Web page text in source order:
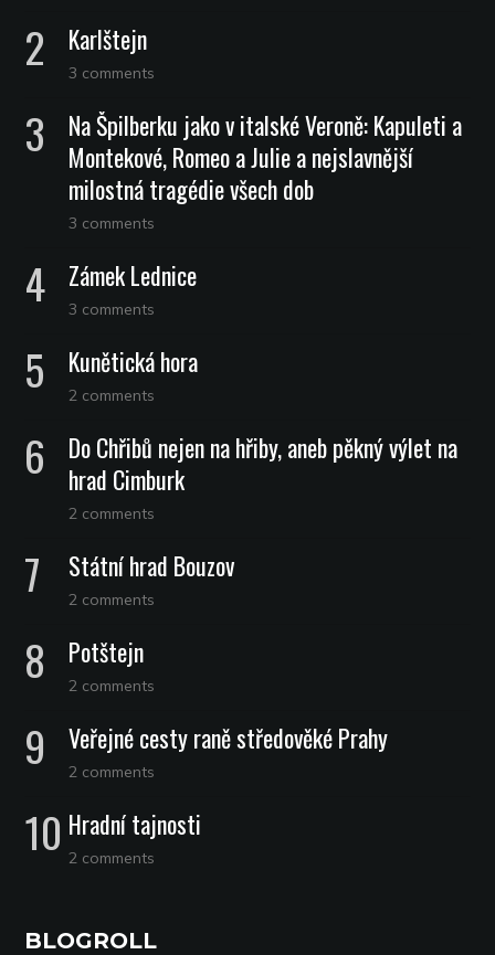
Karlštejn
3 comments
Na Špilberku jako v italské Veroně: Kapuleti a
Montekové, Romeo a Julie a nejslavnější
milostná tragédie všech dob
3 comments
Zámek Lednice
3 comments
Kunětická hora
2 comments
Do Chřibů nejen na hřiby, aneb pěkný výlet na
hrad Cimburk
2 comments
Státní hrad Bouzov
2 comments
Potštejn
2 comments
Veřejné cesty raně středověké Prahy
2 comments
Hradní tajnosti
2 comments
BLOGROLL